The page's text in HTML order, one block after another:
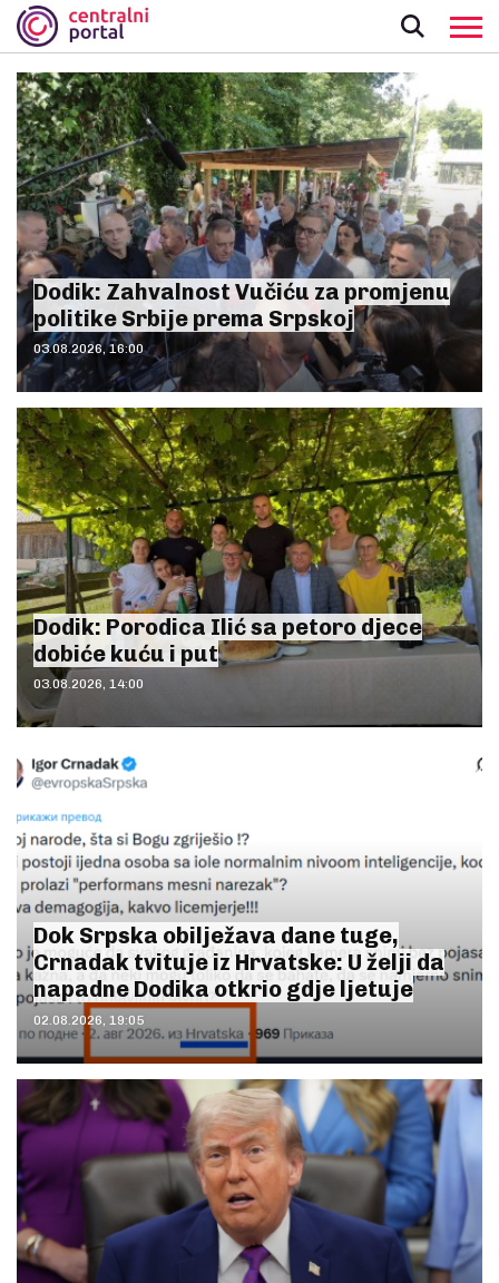
Dodik: Zahvalnost Vučiću za promjenu
politike Srbije prema Srpskoj
03.08.2026, 16:00
Dodik: Porodica Ilić sa petoro djece
dobiće kuću i put
03.08.2026, 14:00
Dok Srpska obilježava dane tuge,
Crnadak tvituje iz Hrvatske: U želji da
napadne Dodika otkrio gdje ljetuje
02.08.2026, 19:05